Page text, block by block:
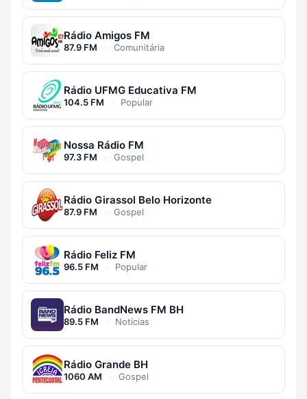
Rádio Amigos FM
87.9 FM · Comunitária
Rádio UFMG Educativa FM
104.5 FM · Popular
Nossa Rádio FM
97.3 FM · Gospel
Rádio Girassol Belo Horizonte
87.9 FM · Gospel
Rádio Feliz FM
96.5 FM · Popular
Rádio BandNews FM BH
89.5 FM · Notícias
Rádio Grande BH
1060 AM · Gospel